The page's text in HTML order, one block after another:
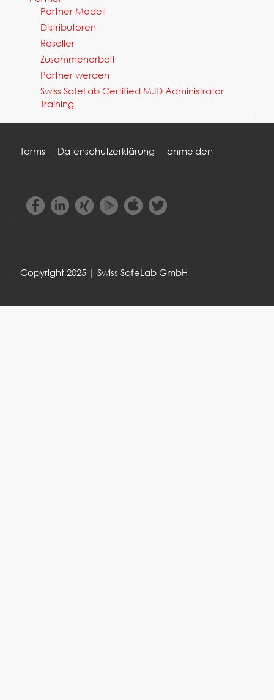
Partner Modell
Distributoren
Reseller
Zusammenarbeit
Partner werden
Swiss SafeLab Certified M.ID Administrator
Training
Terms Datenschutzerklärung anmelden
Copyright 2025 | Swiss SafeLab GmbH